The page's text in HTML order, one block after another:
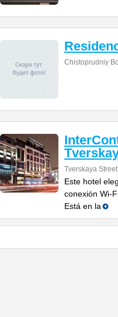
Chistoprudniy
Tverskaya
Este hotel
conexión Wi-
Está en la